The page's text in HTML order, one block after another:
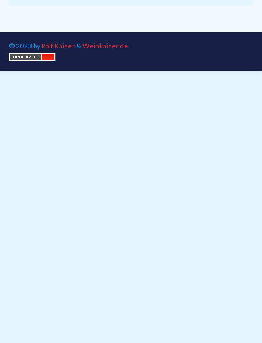
© 2023 byRalf Kaiser & Weinkaiser.de